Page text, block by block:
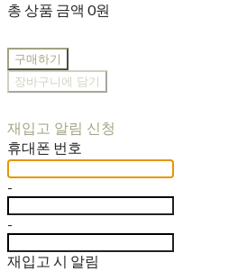
총 상품 금액 0원
구매하기
장바구니에 담기
재입고 알림 신청
휴대폰 번호
-
-
재입고 시 알림